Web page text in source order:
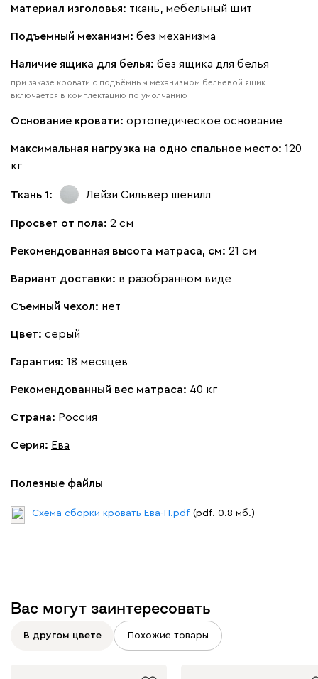
Букле
Альтеа 544 360
Бежевый Графит Молочный Серый
230 240 396
Дарте
Графит
Материал изголовья: ткань, мебельный щит
Подъемный механизм: без механизма
Наличие ящика для белья: без ящика для белья
при заказе кровати с подъёмным механизмом бельевой ящик
включается в комплектацию по умолчанию
Основание кровати: ортопедическое основание
Максимальная нагрузка на одно спальное место: 120
кг
Ткань 1: Лейзи Сильвер шенилл
Просвет от пола: 2 см
Рекомендованная высота матраса, см: 21 см
Вариант доставки: в разобранном виде
Съемный чехол: нет
Цвет: серый
Гарантия: 18 месяцев
Рекомендованный вес матраса: 40 кг
Страна: Россия
Серия: Ева
Полезные файлы
Схема сборки кровать Ева-П.pdf (pdf. 0.8 мб.)
Вас могут заинтересовать
В другом цвете Похожие товары